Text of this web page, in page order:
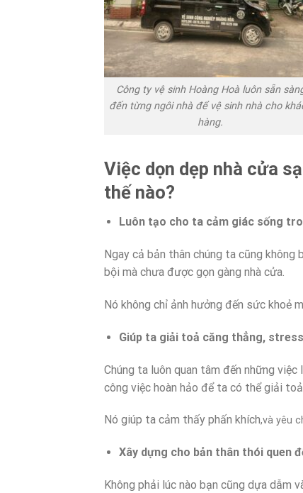
Công ty vệ sinh Hoàng Hoà luôn sẵn
đến từng ngôi nhà để vệ sinh nhà cho
hàng.
Việc dọn dẹp nhà cửa
thế nào?
Luôn tạo cho ta cảm giác sống
Ngay cả bản thân chúng ta cũng
bội mà chưa được gọn gàng nhà cửa.
Nó không chỉ ảnh hưởng đến sức khoẻ
Giúp ta giải toả căng thẳng, stress
Chúng ta luôn quan tâm đến những
công việc hoàn hảo để ta có thể giải
Nó giúp ta cảm thấy phấn khích,và yêu
Xây dựng cho bản thân thói quen
Không phải lúc nào bạn cũng dựa dẫm